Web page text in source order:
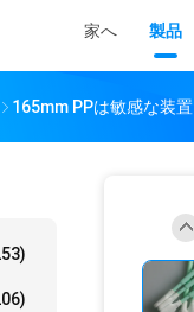
家へ 製品
165mm PPは敏感な装